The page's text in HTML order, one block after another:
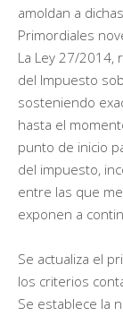
amoldan a
Primordiales
La Ley 27/2014,
del Impuesto
sosteniendo
hasta el
punto de inicio
del impuesto,
entre las que
exponen a
Se actualiza el
los criterios
Se establece la